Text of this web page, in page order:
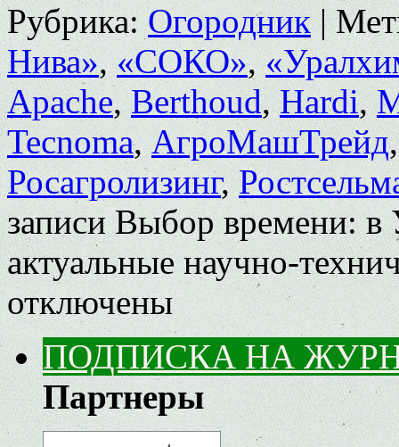
Рубрика: Огородник |
Нива»,«СОКО»,
Apache,Berthoud,Hardi,
Tecnoma,АгроМашТрейд
Росагролизинг,
записи Выбор времени: в
актуальные научно-
отключены
ПОДПИСКА НА
Партнеры